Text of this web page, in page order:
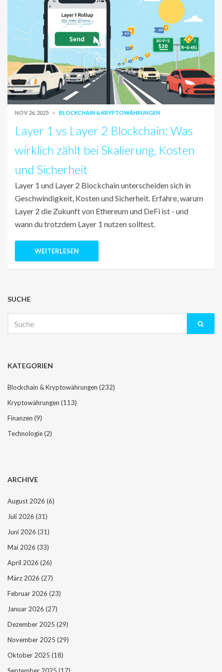
NOV 26, 2025 BLOCKCHAIN & KRYPTOWÄHRUNGEN
Layer 1 vs Layer 2 Blockchain: Was
wirklich zählt bei Skalierung, Kosten
und Sicherheit
Layer 1 und Layer 2 Blockchain unterscheiden sich in
Geschwindigkeit, Kosten und Sicherheit. Erfahre, warum
Layer 2 die Zukunft von Ethereum und DeFi ist - und
wann du trotzdem Layer 1 nutzen solltest.
WEITERLESEN
SUCHE
nach:
KATEGORIEN
Blockchain & Kryptowährungen (232)
Kryptowährungen (113)
Finanzen (9)
Technologie(2)
ARCHIVE
August 2026 (6)
Juli 2026 (31)
Juni 2026 (31)
Mai 2026 (33)
April 2026 (26)
März 2026 (27)
Februar 2026 (23)
Januar 2026 (27)
Dezember 2025 (29)
November 2025 (29)
Oktober 2025 (18)